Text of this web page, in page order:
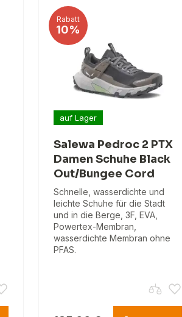
Rabatt
10%
auf Lager
Salewa Pedroc 2 PTX
Damen Schuhe Black
Out/Bungee Cord
Schnelle, wasserdichte und
leichte Schuhe für die Stadt
und in die Berge, 3F, EVA,
Powertex-Membran,
wasserdichte Membran ohne
PFAS.